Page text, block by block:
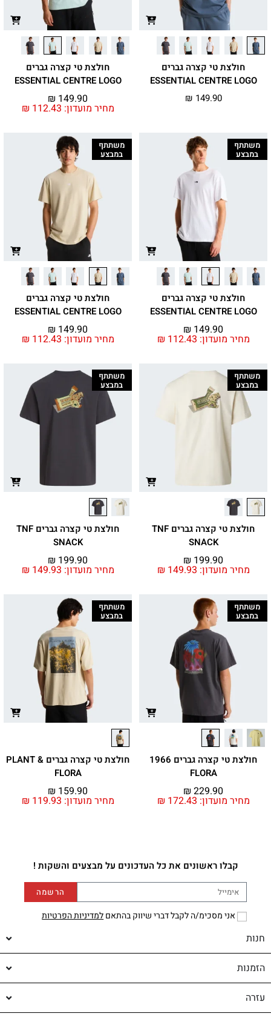
חולצת טי קצרה גברים
ESSENTIAL CENTRE LOGO
₪ 149.90
חולצת טי קצרה גברים
ESSENTIAL CENTRE LOGO
מחיר מועדון: ₪ 112.43
₪ 149.90
משתתף
במבצע
חולצת טי קצרה גברים
ESSENTIAL CENTRE LOGO
מחיר מועדון: ₪ 112.43
₪ 149.90
משתתף
במבצע
חולצת טי קצרה גברים
ESSENTIAL CENTRE LOGO
מחיר מועדון: ₪ 112.43
₪ 149.90
משתתף
במבצע
חולצת טי קצרה גברים TNF
SNACK
מחיר מועדון: ₪ 149.93
₪ 199.90
משתתף
במבצע
חולצת טי קצרה גברים TNF
SNACK
מחיר מועדון: ₪ 149.93
₪ 199.90
משתתף
במבצע
חולצת טי קצרה גברים 1966
FLORA
מחיר מועדון: ₪ 172.43
₪ 229.90
משתתף
במבצע
חולצת טי קצרה גברים PLANT &
FLORA
מחיר מועדון: ₪ 119.93
₪ 159.90
קבלו ראשונים את כל העדכונים על מבצעים והשקות !
אני מסכימ/ה לקבל דברי שיווק בהתאםלמדיניות הפרטיות
הרשמה
חנות
הזמנות
עזרה